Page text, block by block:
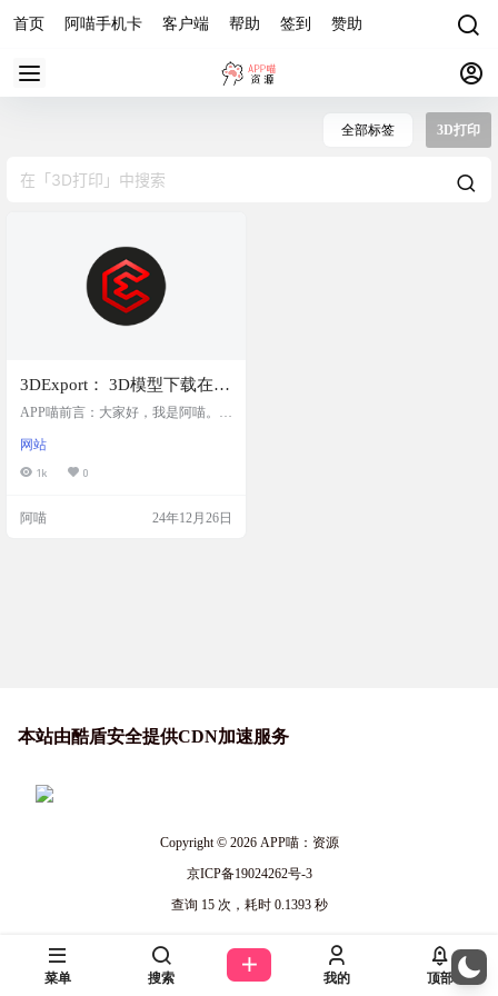
首页 阿喵手机卡 客户端 帮助 签到 赞助
全部标签 3D打印
3DExport： 3D模型下载在线
平台
APP喵前言：大家好，我是阿喵。今
D模型的网站——3DExport。这个网
站提供了各种各样的3D模型，从交
找到。网站界面直观，让你可以轻
网站
1k 0
阿喵 24年12月26日
本站由酷盾安全提供CDN加速服务
Copyright © 2026APP喵：资源
京ICP备19024262号-3
查询 15 次，耗时 0.1393 秒
菜单 搜索 我的 顶部